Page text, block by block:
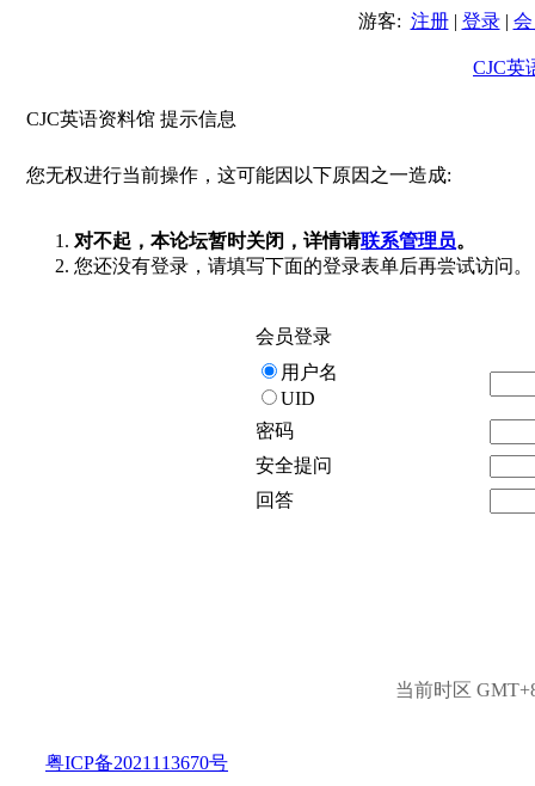
游客: 注册| 登录|
CJC英
CJC英语资料馆 提示信息
您无权进行当前操作，这可能因以下原因之一造成:
对不起，本论坛暂时关闭，详情请联系管理员。
您还没有登录，请填写下面的登录表单后再尝试访问。
会员登录
用户名
UID
密码
安全提问
回答
当前时区
粤ICP备2021113670号